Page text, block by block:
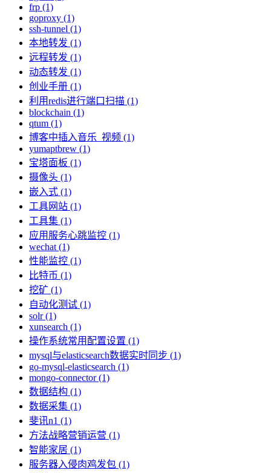
frp (1)
goproxy (1)
ssh-tunnel (1)
本地转发 (1)
远程转发 (1)
动态转发 (1)
创业手册 (1)
利用redis进行端口扫描 (1)
blockchain (1)
qtum (1)
博客中插入音乐_视频 (1)
yumaptbrew (1)
宝塔面板 (1)
摄像头 (1)
嵌入式 (1)
工具网站 (1)
工具集 (1)
应用服务心跳监控 (1)
wechat (1)
性能监控 (1)
比特币 (1)
挖矿 (1)
自动化测试 (1)
solr (1)
xunsearch (1)
操作系统常用配置设置 (1)
mysql与elasticsearch数据实时同步 (1)
go-mysql-elasticsearch (1)
mongo-connector (1)
数据结构 (1)
数据采集 (1)
斐讯n1 (1)
方法战略营销运营 (1)
智能家居 (1)
服务器入侵肉鸡发包 (1)